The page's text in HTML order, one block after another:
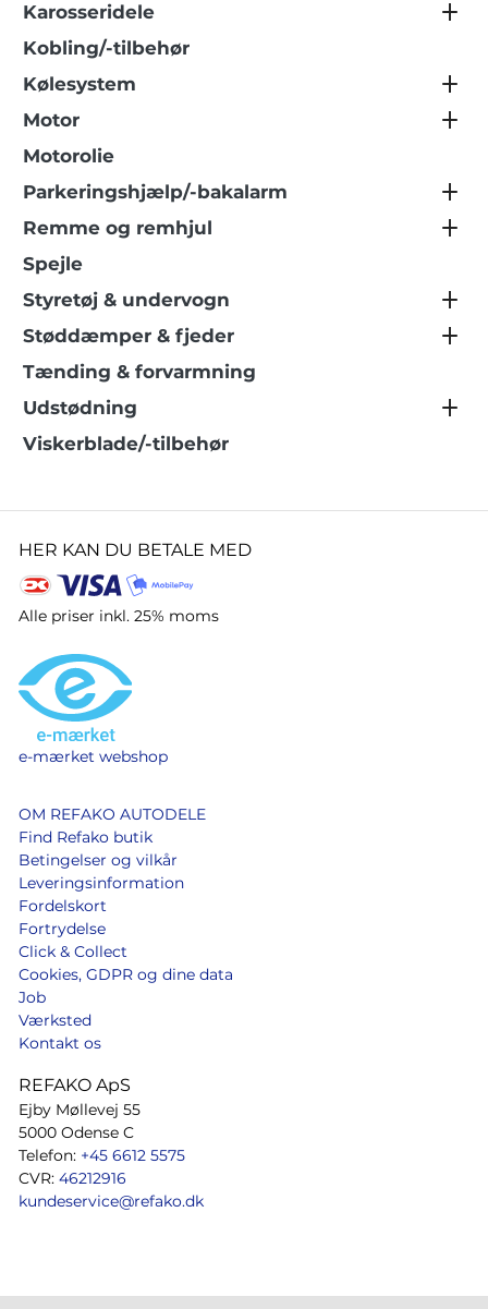
Karosseridele
Kobling/-tilbehør
Kølesystem
Motor
Motorolie
Parkeringshjælp/-bakalarm
Remme og remhjul
Spejle
Styretøj & undervogn
Støddæmper & fjeder
Tænding & forvarmning
Udstødning
Viskerblade/-tilbehør
HER KAN DU BETALE MED
Alle priser inkl. 25% moms
e-mærket webshop
OM REFAKO AUTODELE
Find Refako butik
Betingelser og vilkår
Leveringsinformation
Fordelskort
Fortrydelse
Click & Collect
Cookies, GDPR og dine data
Job
Værksted
Kontakt os
REFAKO ApS
Ejby Møllevej 55
5000 Odense C
Telefon: +45 6612 5575
CVR: 46212916
kundeservice@refako.dk